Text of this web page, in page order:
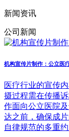
新闻资讯
公司新闻
机构宣传片制作：公立医
医疗行业的宣传
摄过程需在传播
作面向公立医院
达之前，确保成
自律规范的多重约